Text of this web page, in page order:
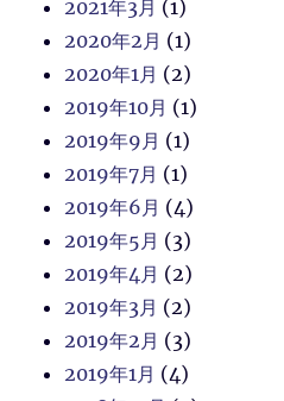
2021年3月 (1)
2020年2月 (1)
2020年1月 (2)
2019年10月 (1)
2019年9月 (1)
2019年7月 (1)
2019年6月 (4)
2019年5月 (3)
2019年4月 (2)
2019年3月 (2)
2019年2月 (3)
2019年1月 (4)